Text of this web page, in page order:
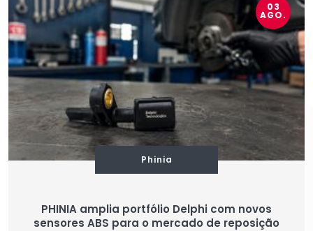
03
AGO.
Phinia
PHINIA amplia portfólio Delphi com novos
sensores ABS para o mercado de reposição